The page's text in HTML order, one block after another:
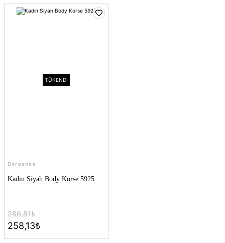
TÜKENDİ
Doreanse
Kadın Siyah Body Korse 5925
258,13₺
286,81₺